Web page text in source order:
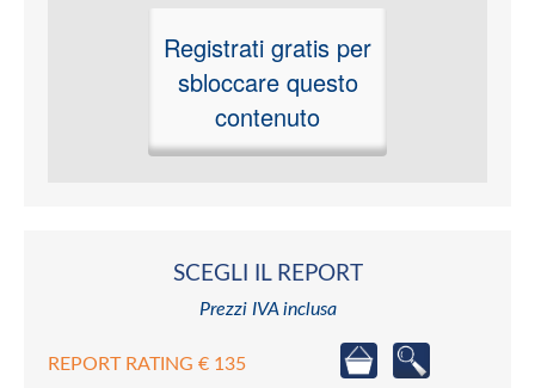
Registrati gratis per
sbloccare questo
contenuto
SCEGLI IL REPORT
Prezzi IVA inclusa
REPORT RATING € 135